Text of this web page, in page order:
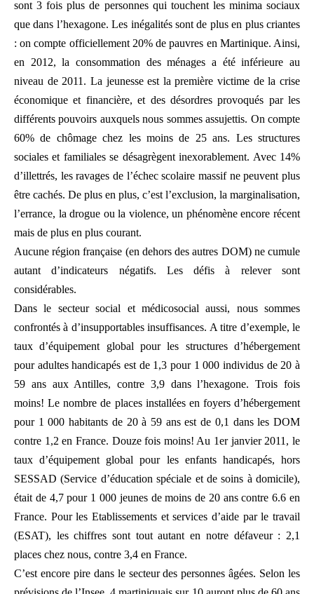
sont 3 fois plus de personnes qui touchent les minima sociaux
que dans l’hexagone. Les inégalités sont de plus en plus criantes
: on compte officiellement 20% de pauvres en Martinique. Ainsi,
en 2012, la consommation des ménages a été inférieure au
niveau de 2011. La jeunesse est la première victime de la crise
économique et financière, et des désordres provoqués par les
différents pouvoirs auxquels nous sommes assujettis. On compte
60% de chômage chez les moins de 25 ans. Les structures
sociales et familiales se désagrègent inexorablement. Avec 14%
d’illettrés, les ravages de l’échec scolaire massif ne peuvent plus
être cachés. De plus en plus, c’est l’exclusion, la marginalisation,
l’errance, la drogue ou la violence, un phénomène encore récent
mais de plus en plus courant.
Aucune région française (en dehors des autres DOM) ne cumule
autant d’indicateurs négatifs. Les défis à relever sont
considérables.
Dans le secteur social et médicosocial aussi, nous sommes
confrontés à d’insupportables insuffisances. A titre d’exemple, le
taux d’équipement global pour les structures d’hébergement
pour adultes handicapés est de 1,3 pour 1 000 individus de 20 à
59 ans aux Antilles, contre 3,9 dans l’hexagone. Trois fois
moins! Le nombre de places installées en foyers d’hébergement
pour 1 000 habitants de 20 à 59 ans est de 0,1 dans les DOM
contre 1,2 en France. Douze fois moins! Au 1er janvier 2011, le
taux d’équipement global pour les enfants handicapés, hors
SESSAD (Service d’éducation spéciale et de soins à domicile),
était de 4,7 pour 1 000 jeunes de moins de 20 ans contre 6.6 en
France. Pour les Etablissements et services d’aide par le travail
(ESAT), les chiffres sont tout autant en notre défaveur : 2,1
places chez nous, contre 3,4 en France.
C’est encore pire dans le secteur des personnes âgées. Selon les